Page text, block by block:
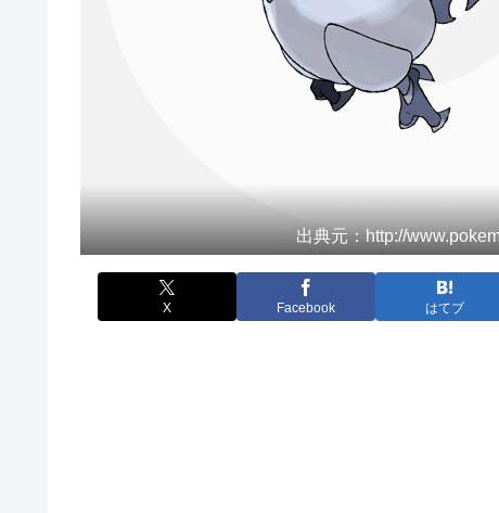
出典元：http://
X Facebook はてブ